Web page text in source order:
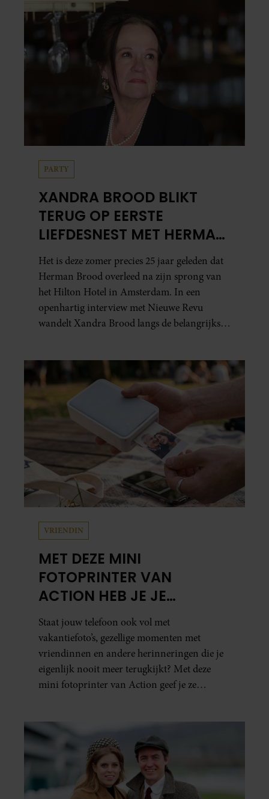
PARTY
XANDRA BROOD BLIKT
TERUG OP EERSTE
LIEFDESNEST MET HERMAN
BROOD: “HIER IS LOLA
GEBOREN”
Het is deze zomer precies 25 jaar geleden dat
Herman Brood overleed na zijn sprong van
het Hilton Hotel in Amsterdam. In een
openhartig interview met Nieuwe Revu
wandelt Xandra Brood langs de belangrijkste
Leidsedwarsstraat roept een stortvloed aan
herinneringen op. Daar begon hun leven
samen en werd dochter Lola geboren.
VRIENDIN
MET DEZE MINI
FOTOPRINTER VAN
ACTION HEB JE JE
FAVORIETE FOTO’S BINNEN
ÉÉN MINUUT IN HANDEN
Staat jouw telefoon ook vol met
vakantiefoto’s, gezellige momenten met
vriendinnen en andere herinneringen die je
eigenlijk nooit meer terugkijkt? Met deze
mini fotoprinter van Action geef je ze
al in handen.